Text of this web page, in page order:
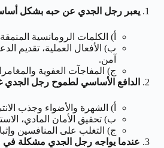
يعبر رجل الجدي عن حبه بشكل
أ) الكلمات الرومانسية المنمقة
ب) الأفعال العملية، تقديم
آمن.
ج) المفاجآت العفوية
الدافع الأساسي لطموح رجل الجدي
أ) الشهرة والأضواء وجذب
ب) تحقيق الأمان المادي،
ج) التغلب على المنافسين
عندما يواجه رجل الجدي مشكلة في